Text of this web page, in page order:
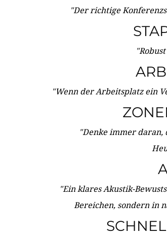
"Der richtige
"Wenn der Arbeitsplatz ein
"Denke immer daran,
"Ein klares Akustik-
Bereichen, sondern in